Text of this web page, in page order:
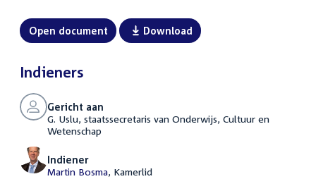
Open document Download
Indieners
Gericht aan
G. Uslu, staatssecretaris van Onderwijs, Cultuur en
Wetenschap
Indiener
Martin Bosma, Kamerlid